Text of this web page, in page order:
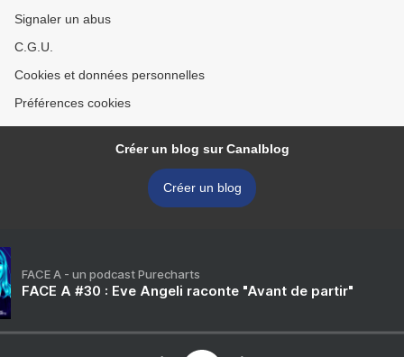
Signaler un abus
C.G.U.
Cookies et données personnelles
Préférences cookies
Créer un blog sur Canalblog
Créer un blog
FACE A - un podcast Purecharts
FACE A #30 : Eve Angeli raconte "Avant de partir"